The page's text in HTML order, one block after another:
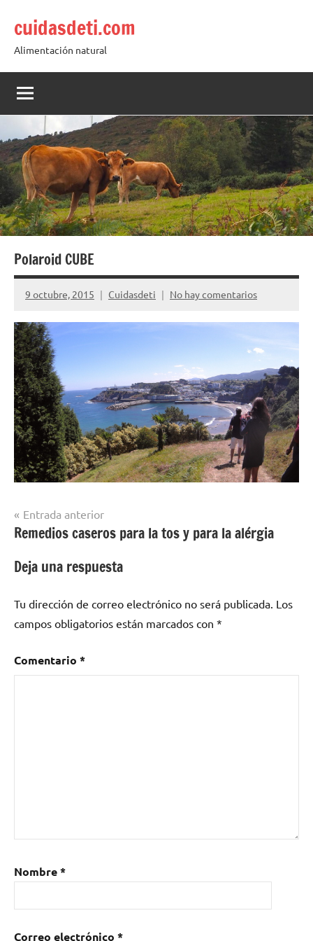
contenido
cuidasdeti.com
Alimentación natural
Polaroid CUBE
9 octubre, 2015 Cuidasdeti No hay comentarios
Navegación
de
entradas
Entrada anterior
Remedios caseros para la tos y para la alérgia
Deja una respuesta
Tu dirección de correo electrónico no será publicada. Los
campos obligatorios están marcados con *
Comentario *
Nombre*
Correo electrónico *